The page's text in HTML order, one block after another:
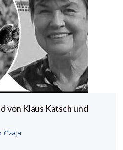
von Klaus Katsch und
Czaja